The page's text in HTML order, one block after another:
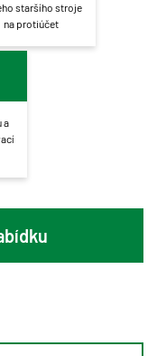
staršího stroje
na protiúčet
a